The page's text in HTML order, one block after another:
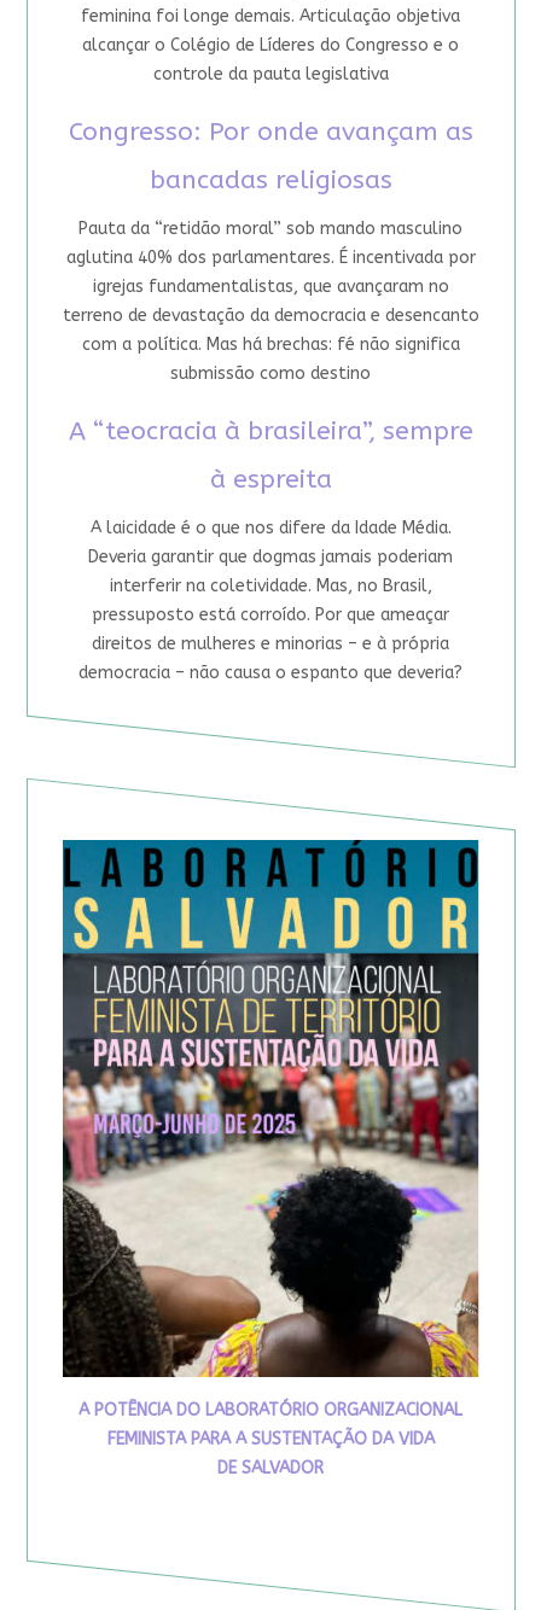
feminina foi longe demais. Articulação objetiva
alcançar o Colégio de Líderes do Congresso e o
controle da pauta legislativa
Congresso: Por onde avançam as
bancadas religiosas
Pauta da “retidão moral” sob mando masculino
aglutina 40% dos parlamentares. É incentivada por
igrejas fundamentalistas, que avançaram no
terreno de devastação da democracia e desencanto
com a política. Mas há brechas: fé não significa
submissão como destino
A “teocracia à brasileira”, sempre
à espreita
A laicidade é o que nos difere da Idade Média.
Deveria garantir que dogmas jamais poderiam
interferir na coletividade. Mas, no Brasil,
pressuposto está corroído. Por que ameaçar
direitos de mulheres e minorias – e à própria
democracia – não causa o espanto que deveria?
A POTÊNCIA DO LABORATÓRIO ORGANIZACIONAL
FEMINISTA PARA A SUSTENTAÇÃO DA VIDA
DE SALVADOR